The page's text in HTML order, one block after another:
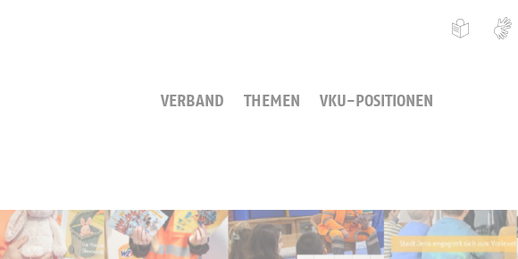
VERBAND THEMEN VKU-POSITIONEN